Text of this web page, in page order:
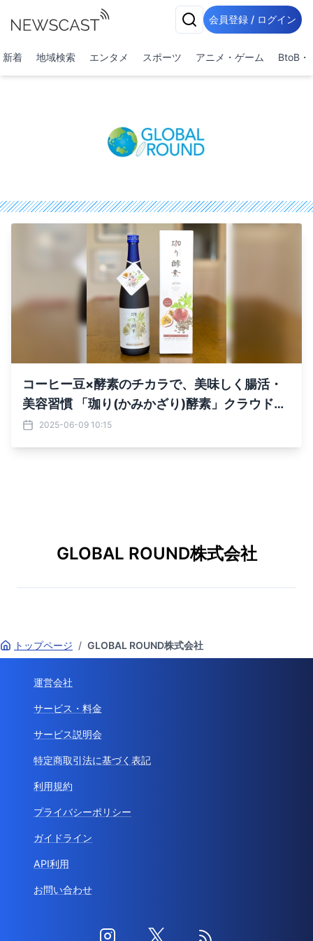
会員登録 / ログイン
新着 地域検索 エンタメ スポーツ アニメ・ゲーム BtoB・
コーヒー豆×酵素のチカラで、美味しく腸活・
美容習慣 「珈り(かみかざり)酵素」クラウドフ
ァンディングを開始！
2025-06-09 10:15
GLOBAL ROUND株式会社
トップページ / GLOBAL ROUND株式会社
運営会社
サービス・料金
サービス説明会
特定商取引法に基づく表記
利用規約
プライバシーポリシー
ガイドライン
API利用
お問い合わせ